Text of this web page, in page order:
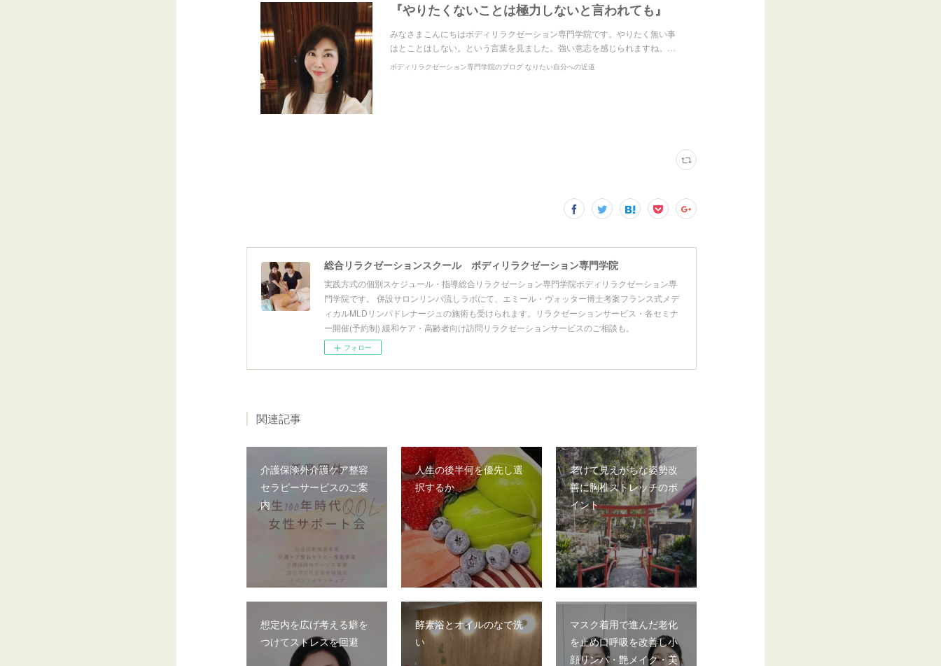
『やりたくないことは極力しないと言われても』
みなさまこんにちはボディリラクゼーション専門学院です。やりたく無い事
はとことはしない。という言葉を見ました。強い意志を感じられますね。…
ボディリラクゼーション専門学院のブログ なりたい自分への近道
総合リラクゼーションスクール ボディリラクゼーション専門学院
実践方式の個別スケジュール・指導総合リラクゼーション専門学院ボディリラクゼーション専
門学院です。 併設サロンリンパ流しラボにて、エミール・ヴォッター博士考案フランス式メデ
ィカルMLDリンパドレナージュの施術も受けられます。リラクゼーションサービス・各セミナ
ー開催(予約制) 緩和ケア・高齢者向け訪問リラクゼーションサービスのご相談も。
フォロー
関連記事
介護保険外介護ケア整容
セラピーサービスのご案
内
人生の後半何を優先し選
択するか
老けて見えがちな姿勢改
善に胸椎ストレッチのポ
イント
想定内を広げ考える癖を
つけてストレスを回避
酵素浴とオイルのなで洗
い
マスク着用で進んだ老化
を止め口呼吸を改善し小
顔リンパ・艶メイク・美